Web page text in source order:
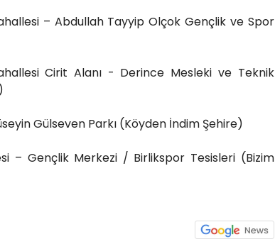
– Abdullah Tayyip Olçok Gençlik ve Spor
Cirit Alanı - Derince Mesleki ve Teknik
Gülseven Parkı (Köyden İndim Şehire)
– Gençlik Merkezi / Birlikspor Tesisleri (Bizim